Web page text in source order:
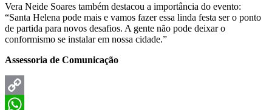
Vera Neide Soares também destacou a importância do evento:
“Santa Helena pode mais e vamos fazer essa linda festa ser o ponto
de partida para novos desafios. A gente não pode deixar o
conformismo se instalar em nossa cidade.”
Assessoria de Comunicação
Copy